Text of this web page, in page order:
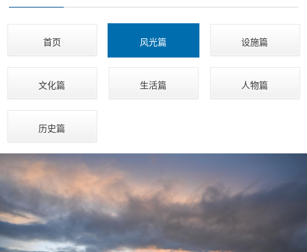
首页 风光篇 设施篇
文化篇 生活篇 人物篇
历史篇